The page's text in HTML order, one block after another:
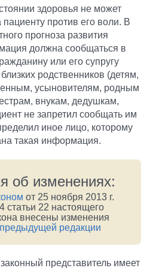
здоровья не может
против его воли. В
прогноза развития
должна сообщаться в
или его супругу
родственников (детям,
усыновителям, родным
внукам, дедушкам,
не запретил сообщать им
иное лицо, которому
такая информация.
об изменениях:
от 25 ноября 2013 г.
статьи 22 настоящего
внесены изменения
редакции
представитель имеет